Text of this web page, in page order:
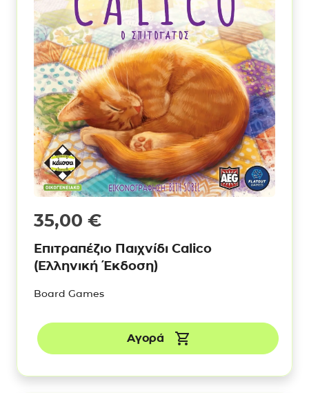
35,00 €
Επιτραπέζιο Παιχνίδι Calico
(Ελληνική Έκδοση)
Board Games
Αγορά